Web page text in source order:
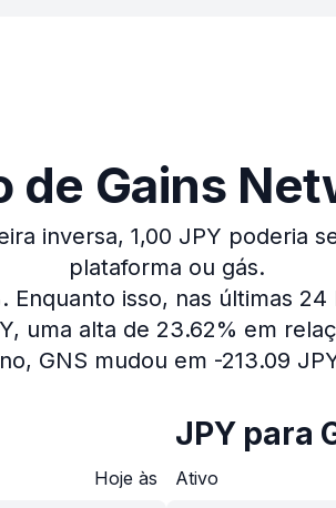
de Gains
inversa, 1,00 JPY poderia
plataforma ou gás.
Enquanto isso, nas últimas
uma alta de 23.62% em
GNS mudou em -213.09
Hoje às
JPY para
Ativo